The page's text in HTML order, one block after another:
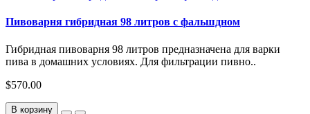
Пивоварня гибридная 98 литров с фальшдном
Гибридная пивоварня 98 литров предназначена для варки
пива в домашних условиях. Для фильтрации пивно..
$570.00
В корзину